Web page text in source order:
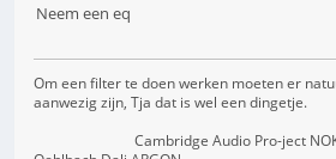
Neem een eq
Om een filter te doen werken moeten er
aanwezig zijn, Tja dat is wel een dingetje.
Cambridge Audio Pro-ject NOKIA